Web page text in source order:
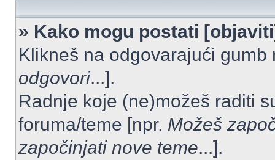
» Kako mogu postati
Klikneš na odgovarajući
odgovori...].
Radnje koje (ne)možeš raditi
foruma/teme [npr. Možeš
započinjati nove teme...].